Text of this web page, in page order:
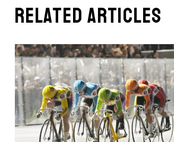
related articles